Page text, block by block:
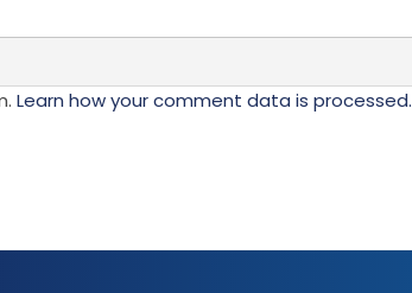
Learn how your comment data is processed.